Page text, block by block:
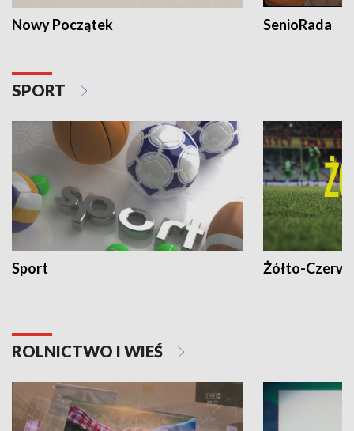
Nowy Początek SenioRada
SPORT
Sport Żółto-
ROLNICTWO I WIEŚ